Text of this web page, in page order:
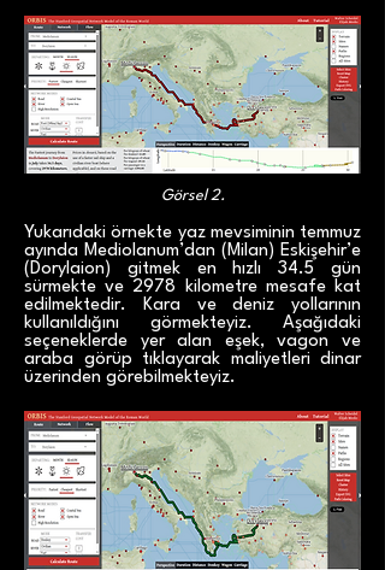
Görsel 2.
Yukarıdaki örnekte yaz mevsiminin temmuz
ayında Mediolanum’dan (Milan) Eskişehir’e
(Dorylaion) gitmek en hızlı 34.5 gün
sürmekte ve 2978 kilometre mesafe kat
edilmektedir. Kara ve deniz yollarının
kullanıldığını görmekteyiz. Aşağıdaki
seçeneklerde yer alan eşek, vagon ve
araba görüp tıklayarak maliyetleri dinar
üzerinden görebilmekteyiz.